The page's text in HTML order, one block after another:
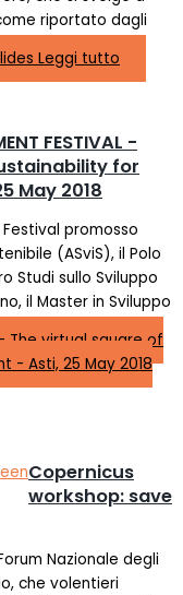
riportato dagli
Leggi tutto
FESTIVAL -
for
May 2018
promosso
(ASviS), il Polo
Studi sullo Sviluppo
il Master in Sviluppo
- The virtual square of
- Asti, 25 May 2018
Copernicus
workshop: save
Nazionale degli
che volentieri